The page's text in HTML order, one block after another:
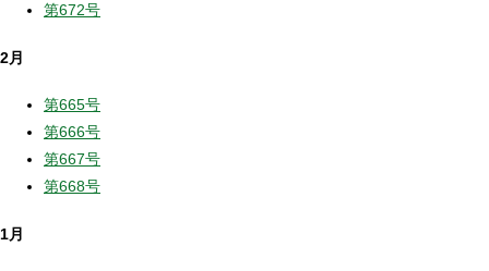
第672号
2月
第665号
第666号
第667号
第668号
1月